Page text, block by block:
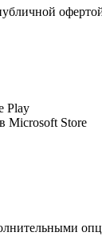
Play
Microsoft Store